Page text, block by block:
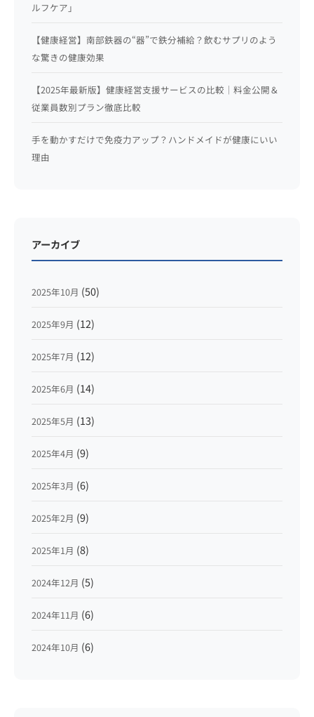
ルフケア」
【健康経営】南部鉄器の“器”で鉄分補給？飲むサプリのよう
な驚きの健康効果
【2025年最新版】健康経営支援サービスの比較｜料金公開＆
従業員数別プラン徹底比較
手を動かすだけで免疫力アップ？ハンドメイドが健康にいい
理由
アーカイブ
2025年10月 (50)
2025年9月 (12)
2025年7月 (12)
2025年6月 (14)
2025年5月 (13)
2025年4月 (9)
2025年3月 (6)
2025年2月 (9)
2025年1月 (8)
2024年12月 (5)
2024年11月 (6)
2024年10月 (6)